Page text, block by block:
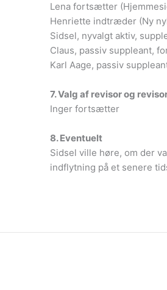
Lena fortsætter
Henriette indtræder (Ny
Sidsel, nyvalgt aktiv,
Claus, passiv suppleant,
Karl Aage, passiv
7. Valg af revisor og
Inger fortsætter
8. Eventuelt
Sidsel ville høre, om der
indflytning på et senere